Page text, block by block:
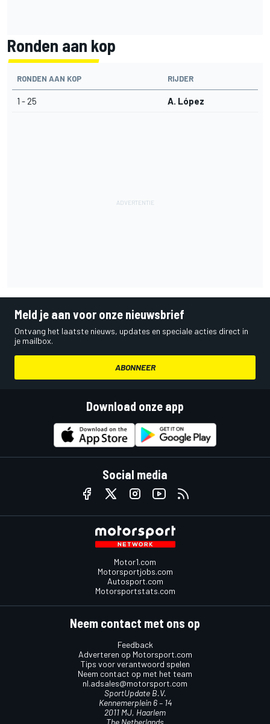
Ronden aan kop
RONDEN AAN KOP RIJDER
1 - 25 A. López
Meld je aan voor onze nieuwsbrief
Ontvang het laatste nieuws, updates en speciale acties direct in
je mailbox.
ABONNEER
Download onze app
Social media
Motor1.com
Motorsportjobs.com
Autosport.com
Motorsportstats.com
Neem contact met ons op
Feedback
Adverteren op Motorsport.com
Tips voor verantwoord spelen
Neem contact op met het team
nl.adsales@motorsport.com
SportUpdate B.V.
Kennemerplein 6 – 14
2011 MJ, Haarlem
The Netherlands